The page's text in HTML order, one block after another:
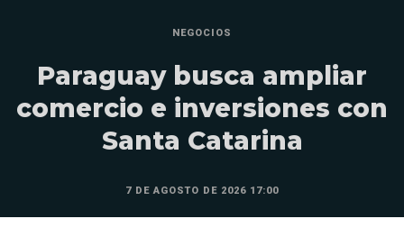
NEGOCIOS
Paraguay busca ampliar
comercio e inversiones con
Santa Catarina
7 DE AGOSTO DE 2026 17:00